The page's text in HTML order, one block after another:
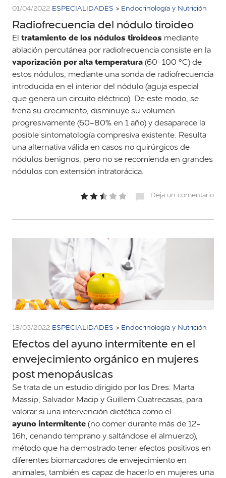
01/04/2022 ESPECIALIDADES > Endocrinología y Nutrición
Radiofrecuencia del nódulo tiroideo
El tratamiento de los nódulos tiroideos mediante
ablación percutánea por radiofrecuencia consiste en la
vaporización por alta temperatura(60-100 °C) de
estos nódulos, mediante una sonda de radiofrecuencia
introducida en el interior del nódulo (aguja especial
que genera un circuito eléctrico). De este modo, se
frena su crecimiento, disminuye su volumen
progresivamente (60-80% en 1 año) y desaparece la
posible sintomatología compresiva existente. Resulta
una alternativa válida en casos no quirúrgicos de
nódulos benignos, pero no se recomienda en grandes
nódulos con extensión intratorácica.
Deja un comentario
18/03/2022 ESPECIALIDADES > Endocrinología y Nutrición
Efectos del ayuno intermitente en el
envejecimiento orgánico en mujeres
post menopáusicas
Se trata de un estudio dirigido por los Dres. Marta
Massip, Salvador Macip y Guillem Cuatrecasas, para
valorar si una intervención dietética como el
ayuno intermitente(no comer durante más de 12-
16h, cenando temprano y saltándose el almuerzo),
método que ha demostrado tener efectos positivos en
diferentes biomarcadores de envejecimiento en
animales, también es capaz de hacerlo en mujeres una